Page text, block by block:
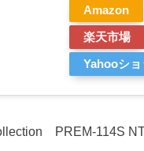
Amazon
楽天市場
Yahooシ
PREM-114S